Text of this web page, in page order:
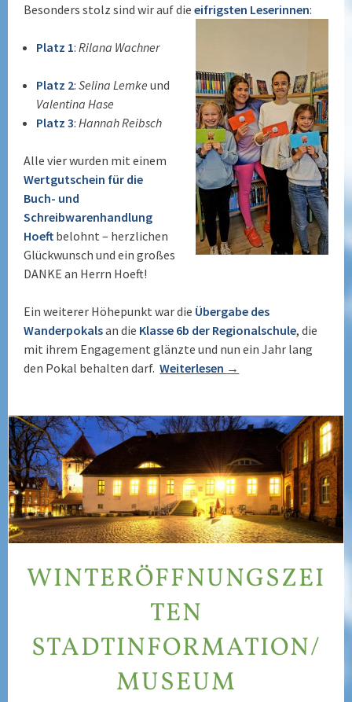
Besonders stolz sind wir auf dieeifrigsten Leserinnen:
Platz 1:Rilana Wachner
Platz 2:Selina Lemke und
Valentina Hase
Platz 3:Hannah Reibsch
Alle vier wurden mit einem
Wertgutschein für die
Buch- und
Schreibwarenhandlung
Hoeft belohnt – herzlichen
Glückwunsch und ein großes
DANKE an Herrn Hoeft!
Ein weiterer Höhepunkt war die Übergabe des
Wanderpokalsan die Klasse 6b der Regionalschule, die
mit ihrem Engagement glänzte und nun ein Jahr lang
den Pokal behalten darf.Weiterlesen →
WINTERÖFFNUNGSZEI
TEN
STADTINFORMATION/
MUSEUM